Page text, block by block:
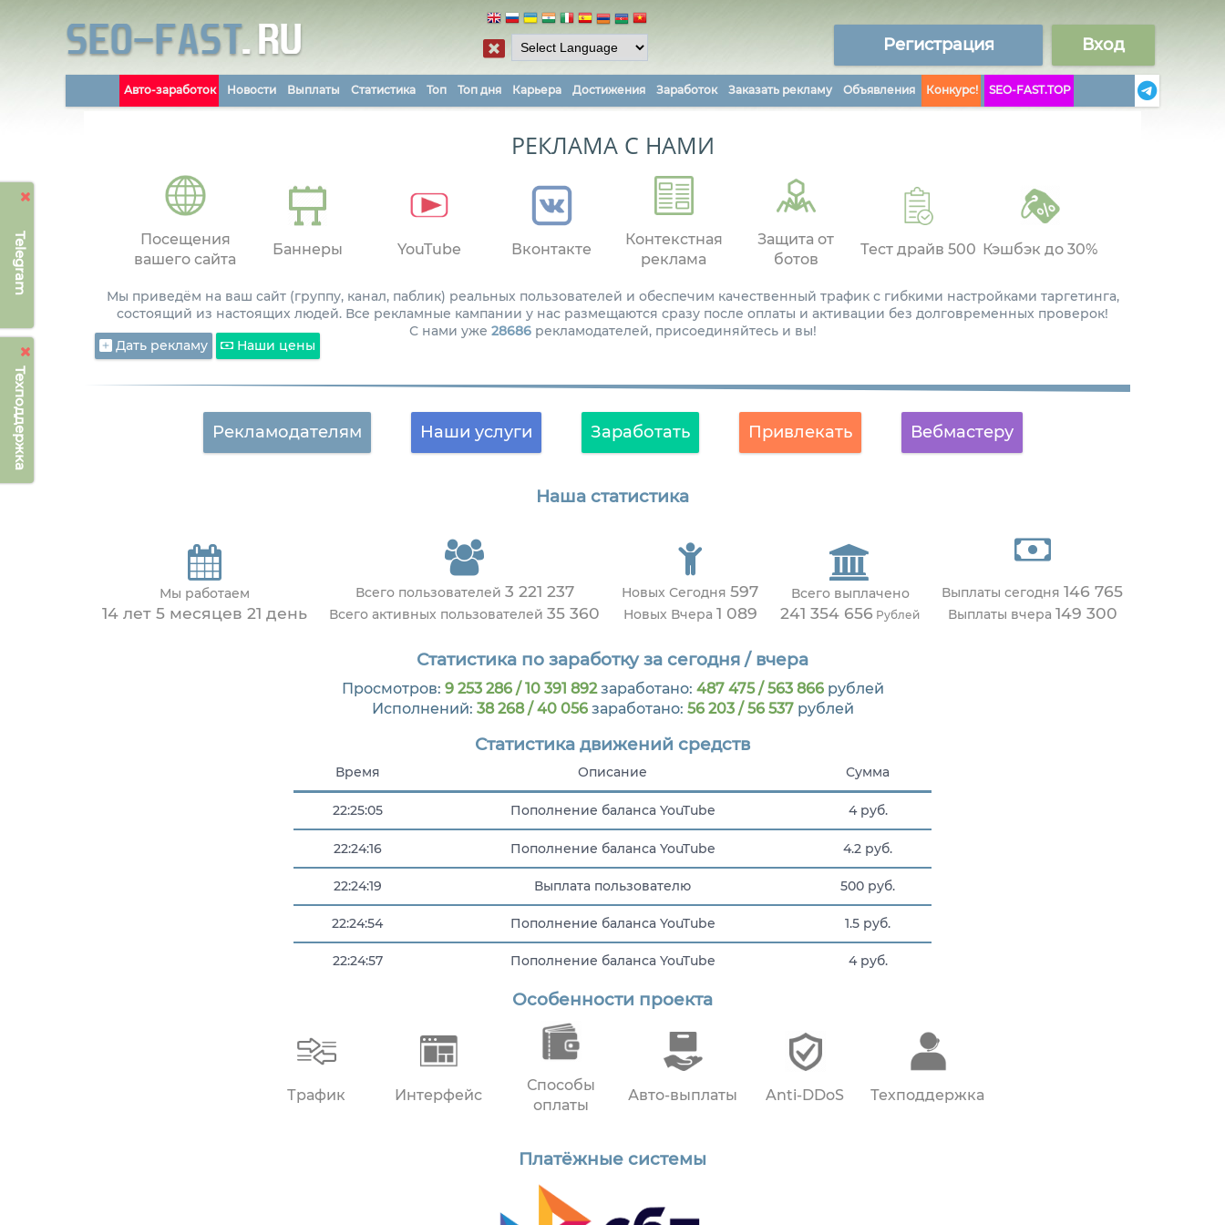
Telegram
Техподдержка
Регистрация Вход
Авто-заработок Новости Выплаты Статистика Топ Топ дня Карьера Достижения Заработок Заказать рекламу Объявления Конкурс! SEO-FAST.TOP
РЕКЛАМА С НАМИ
Посещения
вашего сайта
Баннеры YouTube Вконтакте
Контекстная
реклама
Защита от
ботов
Тест драйв 500 Кэшбэк до 30%
Мы приведём на ваш сайт (группу, канал, паблик) реальных пользователей и обеспечим качественный трафик с гибкими настройками таргетинга,
состоящий из настоящих людей. Все рекламные кампании у нас размещаются сразу после оплаты и активации без долговременных проверок!
С нами уже 28686рекламодателей, присоединяйтесь и вы!
Дать рекламу
Наши цены
Рекламодателям Наши услуги Заработать Привлекать Вебмастеру
Наша статистика
Мы работаем
14 лет 5 месяцев 21 день
Всего пользователей 3 221 237
Всего активных пользователей 35 360
Новых Сегодня 597
Новых Вчера 1 089
Всего выплачено
241 354 656 Рублей
Выплаты сегодня 146 765
Выплаты вчера 149 300
Статистика по заработку за сегодня / вчера
Просмотров: 9 253 286 / 10 391 892заработано: 487 475 / 563 866рублей
Исполнений: 38 268 / 40 056заработано: 56 203 / 56 537рублей
Статистика движений средств
Время Описание Сумма
22:25:05 Пополнение баланса YouTube 4 руб.
22:24:16 Пополнение баланса YouTube 4.2 руб.
22:24:19 Выплата пользователю 500 руб.
22:24:54 Пополнение баланса YouTube 1.5 руб.
22:24:57 Пополнение баланса YouTube 4 руб.
Пополнение баланса YouTube
Особенности проекта
Трафик Интерфейс
Способы
оплаты
Авто-выплаты Anti-DDoS Техподдержка
Платёжные системы